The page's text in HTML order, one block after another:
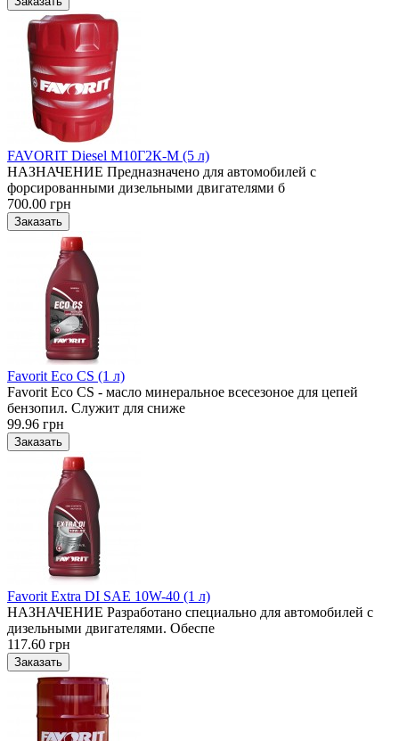
FAVORIT Diesel М10Г2К-М (5 л)
НАЗНАЧЕНИЕ Предназначено для автомобилей с
форсированными дизельными двигателями б
700.00 грн
Favorit Eco CS (1 л)
Favorit Eco CS - масло минеральное всесезоное для цепей
бензопил. Служит для сниже
99.96 грн
Favorit Extra DI SAE 10W-40 (1 л)
НАЗНАЧЕНИЕ Разработано специально для автомобилей с
дизельными двигателями. Обеспе
117.60 грн